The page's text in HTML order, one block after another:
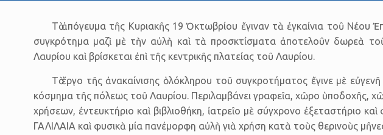
Τὸ ἀπόγευμα τῆς Κυριακῆς 19 Ὀκτωβρίου ἔγιναν τὰ ἐγκαίνια τοῦ Νέου
συγκρότημα μαζὶ μὲ τὴν αὐλὴ καὶ τὰ προσκτίσματα ἀποτελοῦν δωρεὰ
Λαυρίου καὶ βρίσκεται ἐπὶ τῆς κεντρικῆς πλατείας τοῦ Λαυρίου.
Τὸ ἔργο τῆς ἀνακαίνισης ὁλόκληρου τοῦ συγκροτήματος ἔγινε μὲ
κόσμημα τῆς πόλεως τοῦ Λαυρίου. Περιλαμβάνει γραφεῖα, χῶρο ὑποδοχῆς,
χρήσεων, ἐντευκτήριο καὶ βιβλιοθήκη, ἰατρεῖο μὲ σύγχρονο ἐξεταστήριο
ΓΑΛΙΛΑΙΑ καὶ φυσικὰ μία πανέμορφη αὐλὴ γιὰ χρήση κατὰ τοὺς θερινοὺς